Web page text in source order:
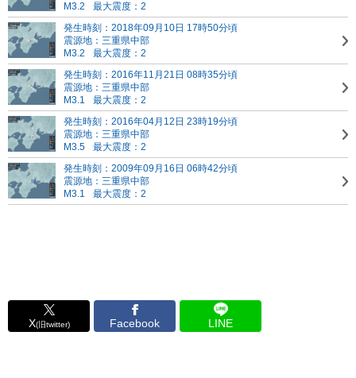
M3.2
最大震度：2
発生時刻：2018年09月10日 17時50分頃
震源地：三重県中部
M3.2
最大震度：2
発生時刻：2016年11月21日 08時35分頃
震源地：三重県中部
M3.1
最大震度：2
発生時刻：2016年04月12日 23時19分頃
震源地：三重県中部
M3.5
最大震度：2
発生時刻：2009年09月16日 06時42分頃
震源地：三重県中部
M3.1
最大震度：2
X(旧twitter) Facebook LINE